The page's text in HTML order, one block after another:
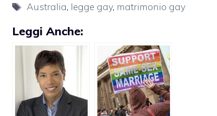
Tag
Australia, legge gay, matrimonio gay
Leggi Anche: